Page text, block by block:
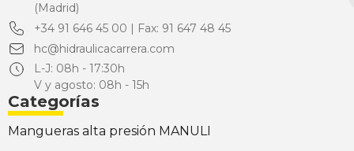
(Madrid)
+34 91 646 45 00 | Fax: 91 647 48 45
hc@hidraulicacarrera.com
L-J: 08h - 17:30h
V y agosto: 08h - 15h
Categorías
Mangueras alta presión MANULI